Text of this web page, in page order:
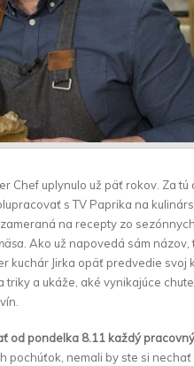
Chef uplynulo už päť rokov. Za
s TV Paprika na
zameraná na recepty zo
. Ako už napovedá sám
kuchár Jirka opäť predvedie svoj
a ukáže, aké vynikajúce
od pondelka 8.11 každý
pochúťok, nemali by ste si